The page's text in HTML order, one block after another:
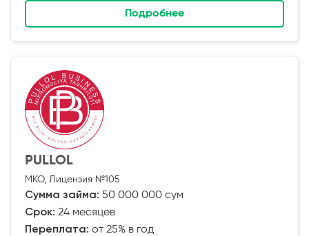
Подробнее
PULLOL
МКО, Лицензия №105
Сумма займа: 50 000 000 сум
Срок: 24 месяцев
Переплата: от 25% в год